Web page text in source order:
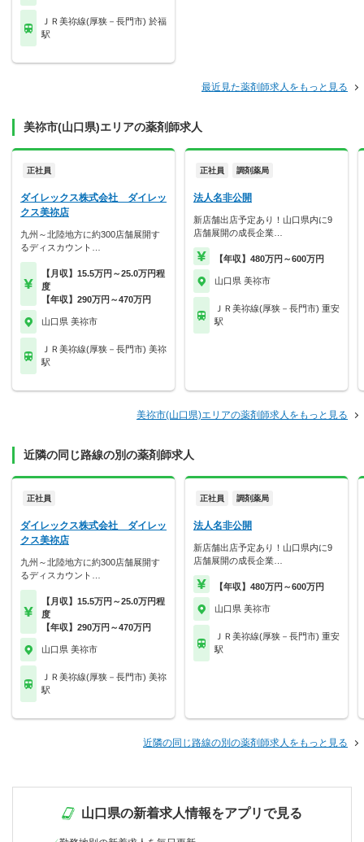
ＪＲ美祢線(厚狭－長門市) 於福
駅
最近見た薬剤師求人をもっと見る
美祢市(山口県)エリアの薬剤師求人
正社員
ダイレックス株式会社 ダイレッ
クス美祢店
九州～北陸地方に約300店舗展開す
るディスカウント…
【月収】15.5万円～25.0万円程
度
【年収】290万円～470万円
山口県 美祢市
ＪＲ美祢線(厚狭－長門市) 美祢
駅
正社員 調剤薬局
法人名非公開
新店舗出店予定あり！山口県内に9
店舗展開の成長企業…
【年収】480万円～600万円
山口県 美祢市
ＪＲ美祢線(厚狭－長門市) 重安
駅
美祢市(山口県)エリアの薬剤師求人をもっと見る
近隣の同じ路線の別の薬剤師求人
正社員
ダイレックス株式会社 ダイレッ
クス美祢店
九州～北陸地方に約300店舗展開す
るディスカウント…
【月収】15.5万円～25.0万円程
度
【年収】290万円～470万円
山口県 美祢市
ＪＲ美祢線(厚狭－長門市) 美祢
駅
正社員 調剤薬局
法人名非公開
新店舗出店予定あり！山口県内に9
店舗展開の成長企業…
【年収】480万円～600万円
山口県 美祢市
ＪＲ美祢線(厚狭－長門市) 重安
駅
近隣の同じ路線の別の薬剤師求人をもっと見る
山口県の新着求人情報をアプリで見る